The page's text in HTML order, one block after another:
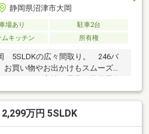
静岡県沼津市大岡
場あり
駐車2台
ムキッチン 所有権
5SLDKの広々間取り。 246バ
買い物やお出かけもスムーズ。
万円 5SLDK